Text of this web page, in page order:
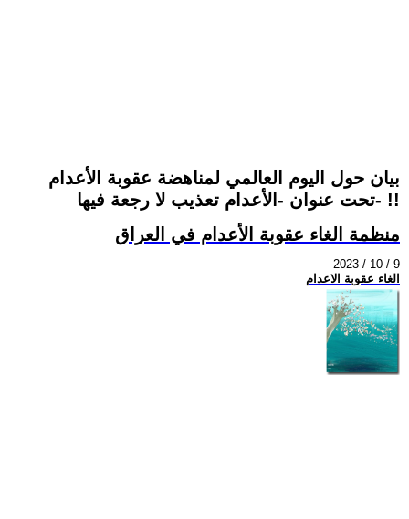
بيان حول اليوم العالمي لمناهضة عقوبة الأعدام
تحت عنوان -الأعدام تعذيب لا رجعة فيها- !!
منظمة الغاء عقوبة الأعدام في العراق
2023 / 10 / 9
الغاء عقوبة الاعدام